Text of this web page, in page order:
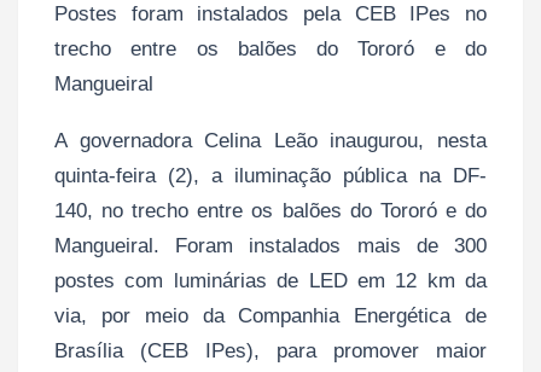
Postes foram instalados pela CEB IPes no
trecho entre os balões do Tororó e do
Mangueiral
A governadora Celina Leão inaugurou, nesta
quinta-feira (2), a iluminação pública na DF-
140, no trecho entre os balões do Tororó e do
Mangueiral. Foram instalados mais de 300
postes com luminárias de LED em 12 km da
via, por meio da Companhia Energética de
Brasília (CEB IPes), para promover maior